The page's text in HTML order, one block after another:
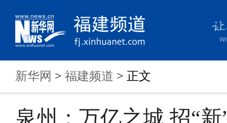
新华网 > 福建频道 > 正文
泉州：万亿之城 招“新